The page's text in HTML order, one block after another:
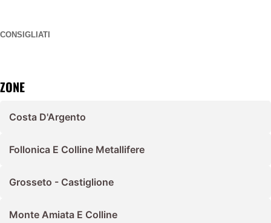
CONSIGLIATI
ZONE
Costa D'Argento
Follonica E Colline Metallifere
Grosseto - Castiglione
Monte Amiata E Colline